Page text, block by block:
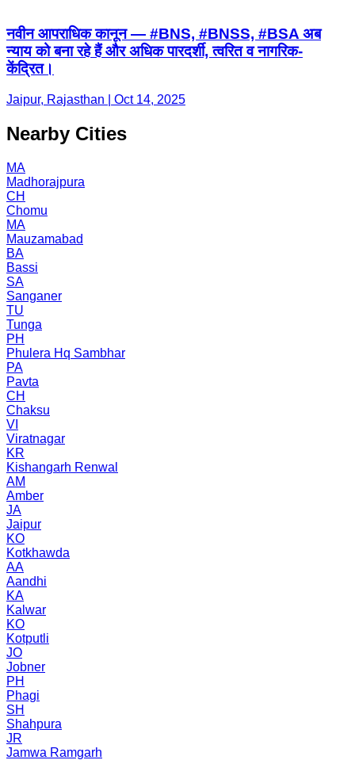
नवीन आपराधिक कानून — #BNS, #BNSS, #BSA अब
न्याय को बना रहे हैं और अधिक पारदर्शी, त्वरित व नागरिक-
केंद्रित।
Jaipur, Rajasthan | Oct 14, 2025
Nearby Cities
MA
Madhorajpura
CH
Chomu
MA
Mauzamabad
BA
Bassi
SA
Sanganer
TU
Tunga
PH
Phulera Hq Sambhar
PA
Pavta
CH
Chaksu
VI
Viratnagar
KR
Kishangarh Renwal
AM
Amber
JA
Jaipur
KO
Kotkhawda
AA
Aandhi
KA
Kalwar
KO
Kotputli
JO
Jobner
PH
Phagi
SH
Shahpura
JR
Jamwa Ramgarh